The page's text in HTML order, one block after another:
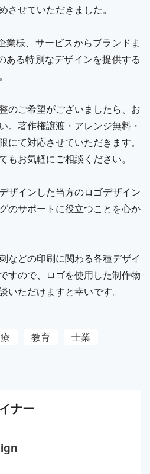
させていただきました。
業様、サービスからブランドま
ある特別なデザインを提供する
のご希望がございましたら、お
。著作権譲渡・アレンジ無料・
にて対応させていただきます。
もお気軽にご相談ください。
ザインした当方のロゴデザイン
のサポートに役立つことを心か
などの印刷に関わる各種デザイ
すので、ロゴを使用した制作物
いただけますと幸いです。
教育
士業
ナー